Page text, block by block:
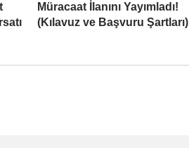
Müracaat İlanını Yayımladı!
(Kılavuz ve Başvuru Şartları)